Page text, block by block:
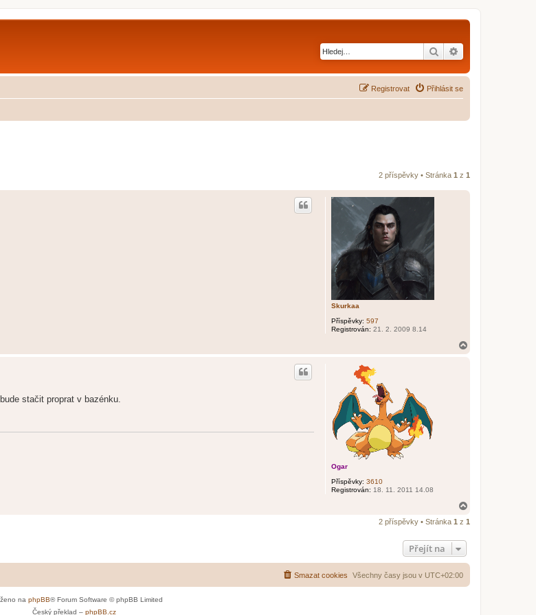
Hledat
Přihlásit se
Registrovat
2 příspěvky • Stránka 1 z 1
Skurkaa
Příspěvky: 597
Registrován: 21. 2. 2009 8.14
Ogar
Příspěvky: 3610
Registrován: 18. 11. 2011 14.08
stačit proprat v bazénku.
h
2 příspěvky • Stránka 1 z 1
Přejít na
Všechny časy jsou v UTC+02:00
Smazat cookies
na phpBB® Forum Software © phpBB Limited
Český překlad – phpBB.cz